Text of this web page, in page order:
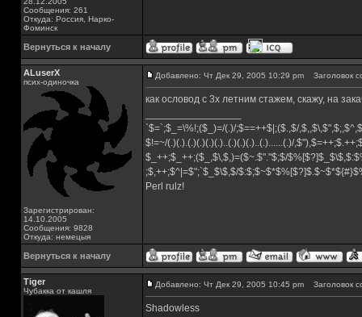
Сообщения: 261
Откуда: Россия, Нарко-
Фоминск
Вернуться к началу
ALuserX
псих-одиночка
Зарегистрирован:
14.10.2005
Сообщения: 9828
Откуда: немецыя
Добавлено: Чт Дек 29, 2005 10:29 pm Заголовок
как ословод с 3х летним стажем, скажу, на
`$=`;$_=\%!;($_)=/(.)/;$==++$|;($.,$/
$!=~/(.)(.).(.)(.)(.)(.)..(.)(.)(.)..(.)......(.)/
$_++;$_++;($_,$\,$,)=($~.$"."$;$/
;$,++;$^|=$";`$_$\$,$/
Perl rulz!
Вернуться к началу
Tiger
Чубакка от кашля
Добавлено: Чт Дек 29, 2005 10:45 pm Заголовок
Shadowless